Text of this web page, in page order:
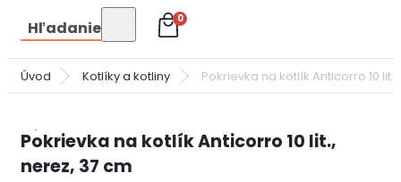
Hľadanie 0
Úvod Kotlíky a kotliny Pokrievka na kotlík Anticorro 10
Pokrievka na kotlík Anticorro 10 lit.,
nerez, 37 cm